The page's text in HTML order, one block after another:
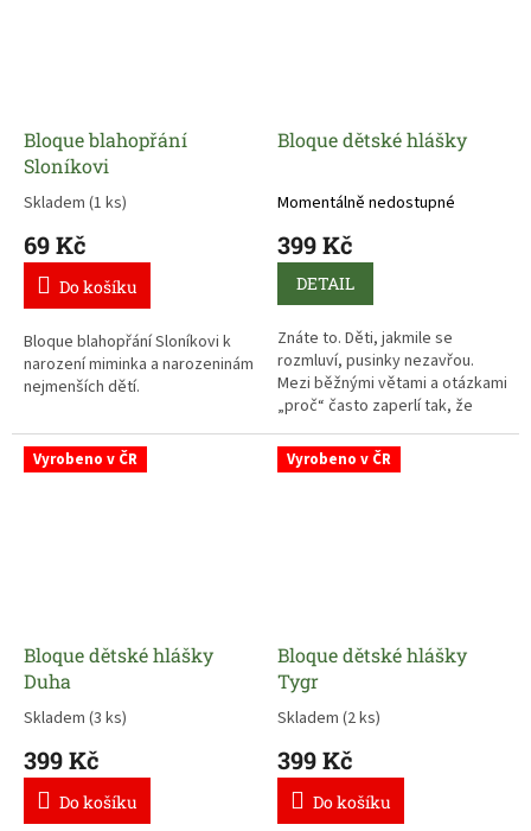
Bloque blahopřání
Sloníkovi
Skladem (1 ks)
69 Kč
Do košíku
Bloque blahopřání Sloníkovi k
narození miminka a narozeninám
nejmenších dětí.
Bloque dětské hlášky
Momentálně nedostupné
399 Kč
DETAIL
Znáte to. Děti, jakmile se
rozmluví, pusinky nezavřou.
Mezi běžnými větami a otázkami
„proč“ často zaperlí tak, že
posluchači pláčou smíchy.
A právě knížečka Dětské hlášky
pobaví tak, jako když jste je
slyšeli poprvé.
Knížečku můžete pořídit na
všech potomků. Záleží na
šikovnosti Vašich dětí.
Vyrobeno v ČR
Bloque dětské hlášky
Duha
Skladem (3 ks)
399 Kč
Do košíku
Vyrobeno v ČR
Bloque dětské hlášky
Tygr
Skladem (2 ks)
399 Kč
Do košíku